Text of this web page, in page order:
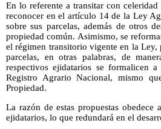
En lo referente a transitar con
reconocer en el artículo 14 de la Ley
sobre sus parcelas, además de otros
propiedad común. Asimismo, se
el régimen transitorio vigente en la Ley,
parcelas, en otras palabras, de
respectivos ejidatarios se formalicen
Registro Agrario Nacional, mismo
Propiedad.
La razón de estas propuestas
ejidatarios, lo que redundará en el